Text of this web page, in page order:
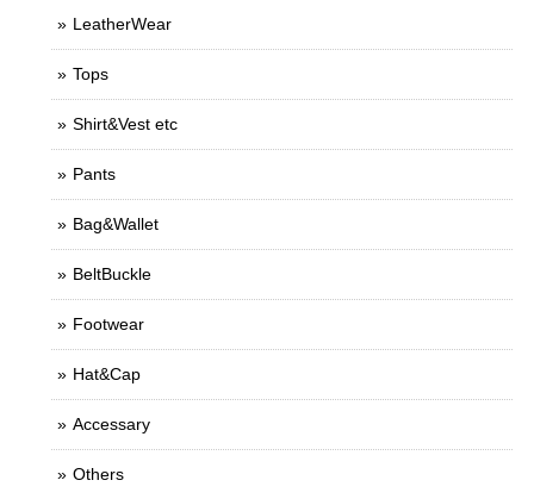
LeatherWear
Tops
Shirt&Vest etc
Pants
Bag&Wallet
BeltBuckle
Footwear
Hat&Cap
Accessary
Others